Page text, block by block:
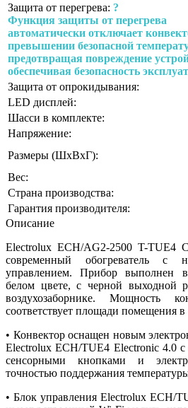
Защита от перегрева: ?
Функция защиты от перегрева
автоматически отключает
превышении безопасной
предотвращая повреждение
обеспечивая безопасность
Защита от опрокидывания:
LED дисплей:
Шасси в комплекте:
Напряжение:
Размеры (ШхВхГ):
Вес:
Страна производства:
Гарантия производителя:
Описание
Electrolux ECH/AG2-2500 T-TUE4
современный обогреватель с
управлением. Прибор выполнен в
белом цвете, с черной выходной
воздухозаборнике. Мощность
соответствует площади помещения в
• Конвектор оснащен новым
Electrolux ECH/TUE4 Electronic 4.0
сенсорными кнопками и
точностью поддержания
• Блок управления Electrolux ECH/